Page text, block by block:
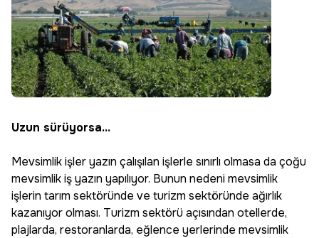
Uzun sürüyorsa...
Mevsimlik işler yazın çalışılan işlerle sınırlı olmasa da çoğu
mevsimlik iş yazın yapılıyor. Bunun nedeni mevsimlik
işlerin tarım sektöründe ve turizm sektöründe ağırlık
kazanıyor olması. Turizm sektörü açısından otellerde,
plajlarda, restoranlarda, eğlence yerlerinde mevsimlik